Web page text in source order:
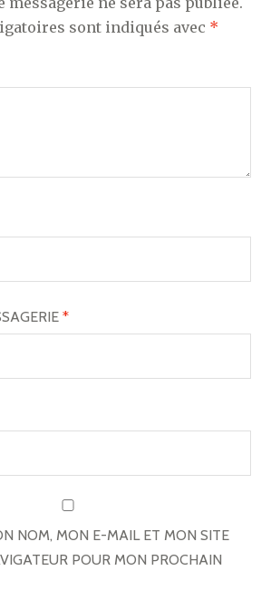
sont indiqués avec *
*
NOM, MON E-MAIL ET MON SITE
POUR MON PROCHAIN